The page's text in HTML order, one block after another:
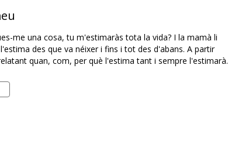
me una cosa, tu m'estimaràs tota la vida? I la mamà li
des que va néixer i fins i tot des d'abans. A partir
quan, com, per què l'estima tant i sempre l'estimarà.